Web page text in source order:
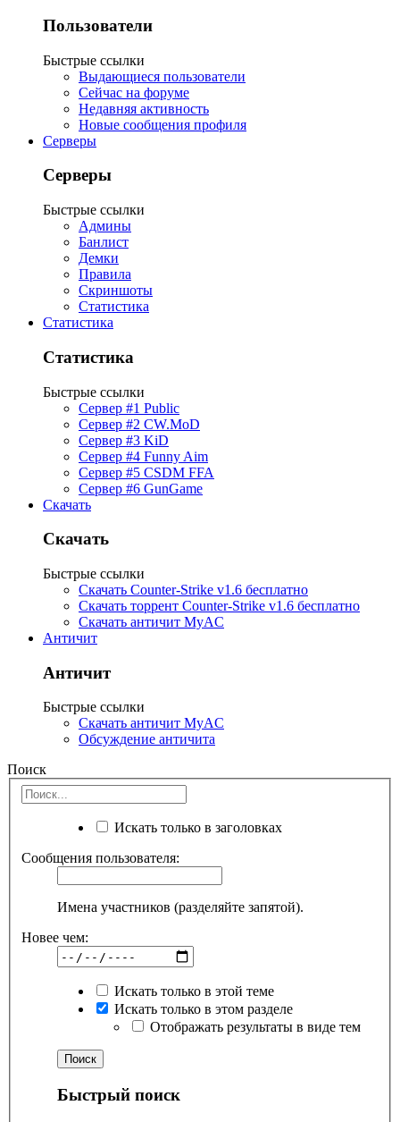
Пользователи
Быстрые ссылки
Выдающиеся пользователи
Сейчас на форуме
Недавняя активность
Новые сообщения профиля
Серверы
Серверы
Быстрые ссылки
Админы
Банлист
Демки
Правила
Скриншоты
Статистика
Статистика
Статистика
Быстрые ссылки
Сервер #1 Public
Сервер #2 CW.MoD
Сервер #3 KiD
Сервер #4 Funny Aim
Сервер #5 CSDM FFA
Сервер #6 GunGame
Скачать
Скачать
Быстрые ссылки
Скачать Counter-Strike v1.6 бесплатно
Скачать торрент Counter-Strike v1.6 бесплатно
Скачать античит MyAC
Античит
Античит
Быстрые ссылки
Скачать античит MyAC
Обсуждение античита
Поиск
Искать только в заголовках
Сообщения пользователя:
Имена участников (разделяйте запятой).
Новее чем:
Искать только в этой теме
Искать только в этом разделе
Отображать результаты в виде тем
Быстрый поиск